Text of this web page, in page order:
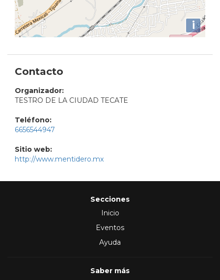
i
Contacto
Organizador:
TESTRO DE LA CIUDAD TECATE
Teléfono:
6656544947
Sitio web:
http://www.mentidero.mx
Secciones
Inicio
Eventos
Ayuda
Saber más